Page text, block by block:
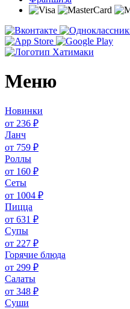
Меню
Новинки
от 236 ₽
Ланч
от 759 ₽
Роллы
от 160 ₽
Сеты
от 1004 ₽
Пицца
от 631 ₽
Супы
от 227 ₽
Горячие блюда
от 299 ₽
Салаты
от 348 ₽
Суши